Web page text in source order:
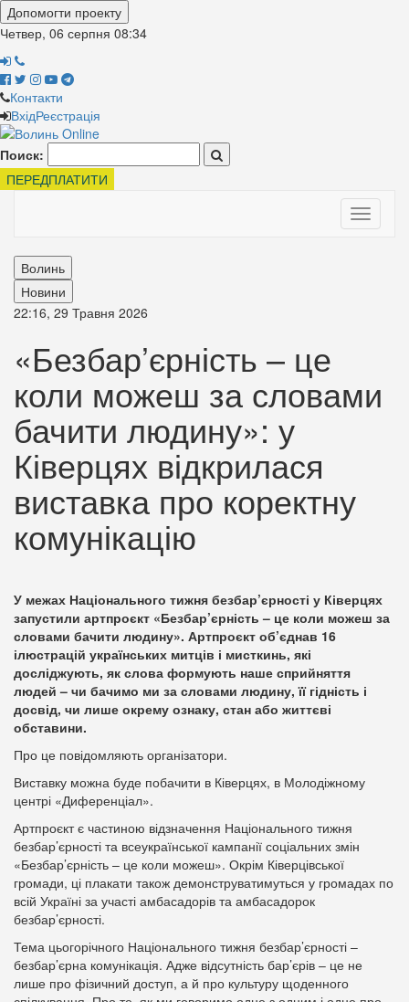
Допомогти проекту
Четвер, 06 серпня 08:35
Контакти
ВхідРеєстрація
Поиск:
ПЕРЕДПЛАТИТИ
Toggle
Волинь
Новини
22:16, 29 Травня 2026
«Безбар’єрність – це
коли можеш за словами
бачити людину»: у
Ківерцях відкрилася
виставка про коректну
комунікацію
У межах Національного тижня безбар’єрності у Ківерцях
запустили артпроєкт «Безбар’єрність – це коли можеш за
словами бачити людину». Артпроєкт об’єднав 16
ілюстрацій українських митців і мисткинь, які
досліджують, як слова формують наше сприйняття
людей – чи бачимо ми за словами людину, її гідність і
досвід, чи лише окрему ознаку, стан або життєві
обставини.
Про це повідомляють організатори.
Виставку можна буде побачити в Ківерцях, в Молодіжному
центрі «Диференціал».
Артпроєкт є частиною відзначення Національного тижня
безбар’єрності та всеукраїнської кампанії соціальних змін
«Безбар’єрність – це коли можеш». Окрім Ківерцівської
громади, ці плакати також демонструватимуться у громадах по
всій Україні за участі амбасадорів та амбасадорок
безбар’єрності.
Тема цьогорічного Національного тижня безбар’єрності –
безбар’єрна комунікація. Адже відсутність бар’єрів – це не
лише про фізичний доступ, а й про культуру щоденного